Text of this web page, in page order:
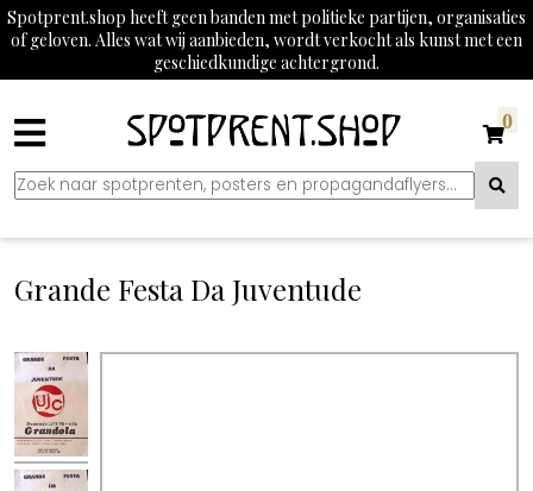
Spotprent.shop heeft geen banden met politieke partijen, organisaties
of geloven. Alles wat wij aanbieden, wordt verkocht als kunst met een
geschiedkundige achtergrond.
0
Grande Festa Da Juventude